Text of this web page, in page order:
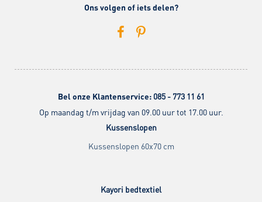
Ons volgen of iets delen?
Bel onze Klantenservice: 085 - 773 11 61
Op maandag t/m vrijdag van 09.00 uur tot 17.00 uur.
Kussenslopen
Kussenslopen 60x70 cm
Kayori bedtextiel